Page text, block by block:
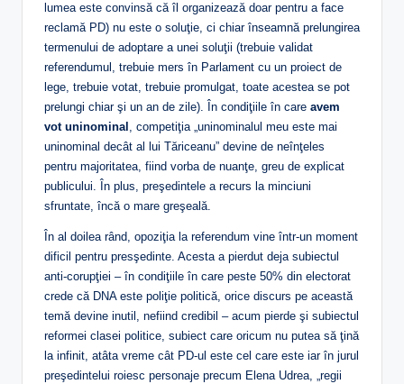
lumea este convinsă că îl organizează doar pentru a face
reclamă PD) nu este o soluţie, ci chiar înseamnă prelungirea
termenului de adoptare a unei soluţii (trebuie validat
referendumul, trebuie mers în Parlament cu un proiect de
lege, trebuie votat, trebuie promulgat, toate acestea se pot
prelungi chiar şi un an de zile). În condiţiile în care avem
vot uninominal , competiţia „uninominalul meu este mai
uninominal decât al lui Tăriceanu” devine de neînţeles
pentru majoritatea, fiind vorba de nuanţe, greu de explicat
publicului. În plus, preşedintele a recurs la minciuni
sfruntate, încă o mare greşeală.
În al doilea rând, opoziţia la referendum vine într-un moment
dificil pentru presşedinte. Acesta a pierdut deja subiectul
anti-corupţiei – în condiţiile în care peste 50% din electorat
crede că DNA este poliţie politică, orice discurs pe această
temă devine inutil, nefiind credibil – acum pierde şi subiectul
reformei clasei politice, subiect care oricum nu putea să ţină
la infinit, atâta vreme cât PD-ul este cel care este iar în jurul
preşedintelui roiesc personaje precum Elena Udrea, „regii